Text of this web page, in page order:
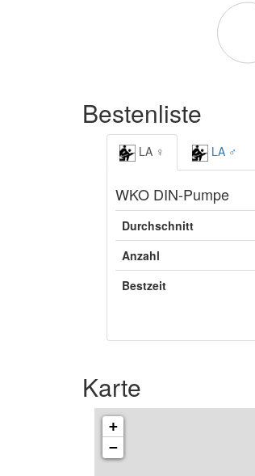
Bestenliste
LA ♀ LA ♂
WKO DIN-Pumpe
Durchschnitt
Anzahl
Bestzeit
Karte
+
−